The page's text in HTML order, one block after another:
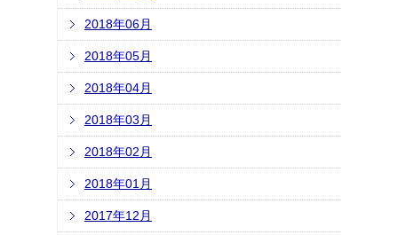
2018年06月
2018年05月
2018年04月
2018年03月
2018年02月
2018年01月
2017年12月